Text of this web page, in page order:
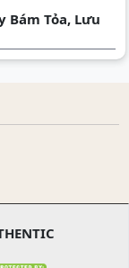
Bám Tỏa, Lưu